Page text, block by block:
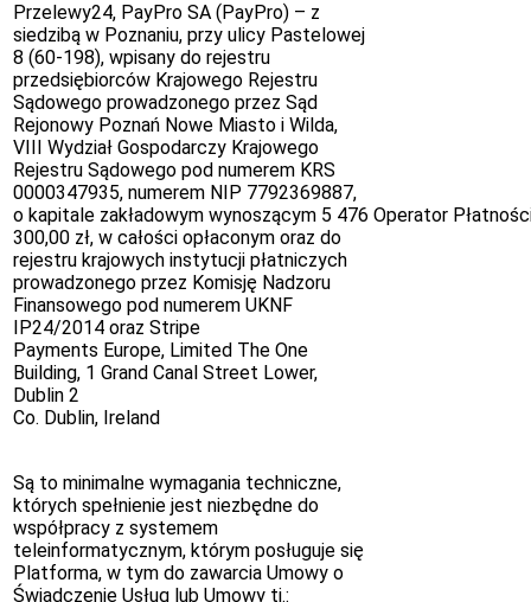
Przelewy24, PayPro SA (PayPro) – z
siedzibą w Poznaniu, przy ulicy Pastelowej
8 (60-198), wpisany do rejestru
przedsiębiorców Krajowego Rejestru
Sądowego prowadzonego przez Sąd
Rejonowy Poznań Nowe Miasto i Wilda,
VIII Wydział Gospodarczy Krajowego
Rejestru Sądowego pod numerem KRS
0000347935, numerem NIP 7792369887,
o kapitale zakładowym wynoszącym 5 476
300,00 zł, w całości opłaconym oraz do
rejestru krajowych instytucji płatniczych
prowadzonego przez Komisję Nadzoru
Finansowego pod numerem UKNF
IP24/2014 oraz Stripe
Payments Europe, Limited The One
Building, 1 Grand Canal Street Lower,
Dublin 2
Co. Dublin, Ireland
Operator
Są to minimalne wymagania techniczne,
których spełnienie jest niezbędne do
współpracy z systemem
teleinformatycznym, którym posługuje się
Platforma, w tym do zawarcia Umowy o
Świadczenie Usług lub Umowy tj.: